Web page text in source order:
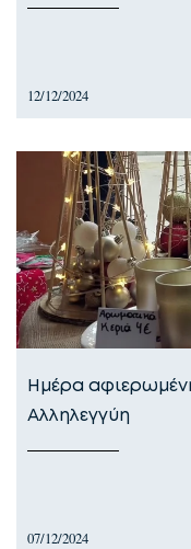
12/12/2024
Ημέρα
Αλληλεγγύη
07/12/2024